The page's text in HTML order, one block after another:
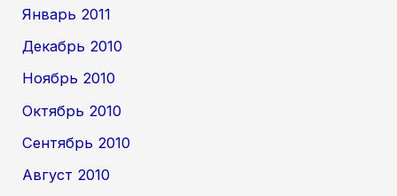
Январь 2011
Декабрь 2010
Ноябрь 2010
Октябрь 2010
Сентябрь 2010
Август 2010